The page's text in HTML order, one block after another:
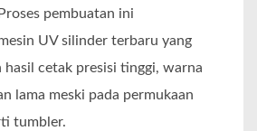
pembuatan ini
UV silinder terbaru yang
hasil cetak presisi tinggi, warna
lama meski pada permukaan
tumbler.